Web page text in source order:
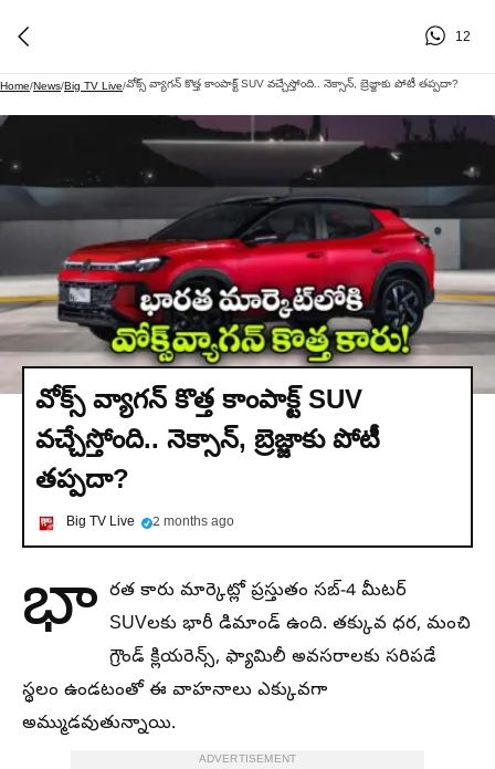
12
Home/News/Big TV Live/వోక్స్‌ వ్యాగన్ కొత్త కాంపాక్ట్ SUV వచ్చేస్తోంది.. నెక్సాన్, బ్రెజ్జాకు పోటీ తప్పదా?
వోక్స్‌ వ్యాగన్ కొత్త కాంపాక్ట్ SUV
వచ్చేస్తోంది.. నెక్సాన్, బ్రెజ్జాకు పోటీ
తప్పదా?
Big TV Live 2 months ago
భా రత కారు మార్కెట్లో ప్రస్తుతం సబ్-4 మీటర్
SUVలకు భారీ డిమాండ్ ఉంది. తక్కువ ధర, మంచి
గ్రౌండ్ క్లియరెన్స్, ఫ్యామిలీ అవసరాలకు సరిపడే
స్థలం ఉండటంతో ఈ వాహనాలు ఎక్కువగా
అమ్ముడవుతున్నాయి.
ADVERTISEMENT